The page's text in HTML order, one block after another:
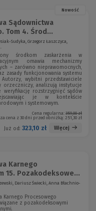
Nowość
Sądownictwa
Tom 4. Środ...
Sudyka, Grzegorz Łaszczyca,
środkom zaskarżenia w
omawia mechanizmy
– zarówno nieprawomocnych,
zasady funkcjonowania systemu
Autorzy, wybitni przedstawiciele
orzeczniczy, analizują instytucje
weryfikację rozstrzygnięć sądów
je w kontekście
i systemowym.
Cena regularna: 359,00 zł
cena z 30 dni przed obniżką:251,30 zł
Już od: 323,10 zł Więcej
Karnego
15. Pozakodeksowe...
Dariusz Świecki, Anna Błachnio-
Karnego Procesowego
z pozakodeksowymi